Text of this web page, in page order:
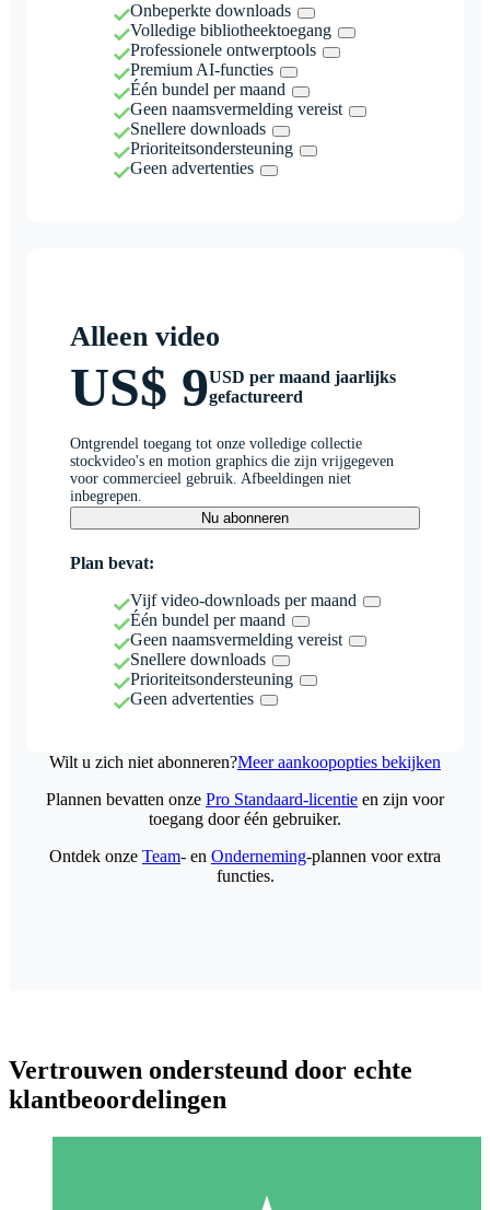
Onbeperkte downloads
Volledige bibliotheektoegang
Professionele ontwerptools
Premium AI-functies
Één bundel per maand
Geen naamsvermelding vereist
Snellere downloads
Prioriteitsondersteuning
Geen advertenties
Alleen video
US$ 9USD per maand jaarlijks
gefactureerd
Ontgrendel toegang tot onze volledige collectie
stockvideo's en motion graphics die zijn vrijgegeven
voor commercieel gebruik. Afbeeldingen niet
inbegrepen.
Nu abonneren
Plan bevat:
Vijf video-downloads per maand
Één bundel per maand
Geen naamsvermelding vereist
Snellere downloads
Prioriteitsondersteuning
Geen advertenties
Wilt u zich niet abonneren?Meer aankoopopties bekijken
Plannen bevatten onze Pro Standaard-licentie en zijn voor
toegang door één gebruiker.
Ontdek onze Team- en Onderneming-plannen voor extra
functies.
Vertrouwen ondersteund door echte
klantbeoordelingen